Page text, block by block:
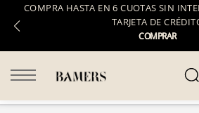
COMPRA HASTA EN 6 CUOTAS SIN
TARJETA DE
COMPRAR